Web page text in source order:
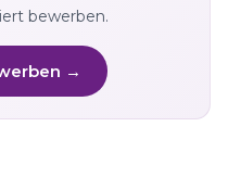
bewerben.
→